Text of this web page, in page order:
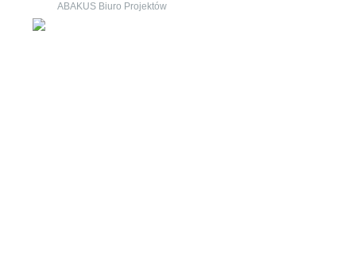
ABAKUS Biuro Projektów